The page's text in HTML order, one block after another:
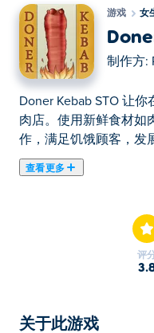
游戏 女
制作方:
Doner Kebab STO 让
肉店。使用新鲜食材如
作，满足饥饿顾客，发
查看更多
评
关于此游戏